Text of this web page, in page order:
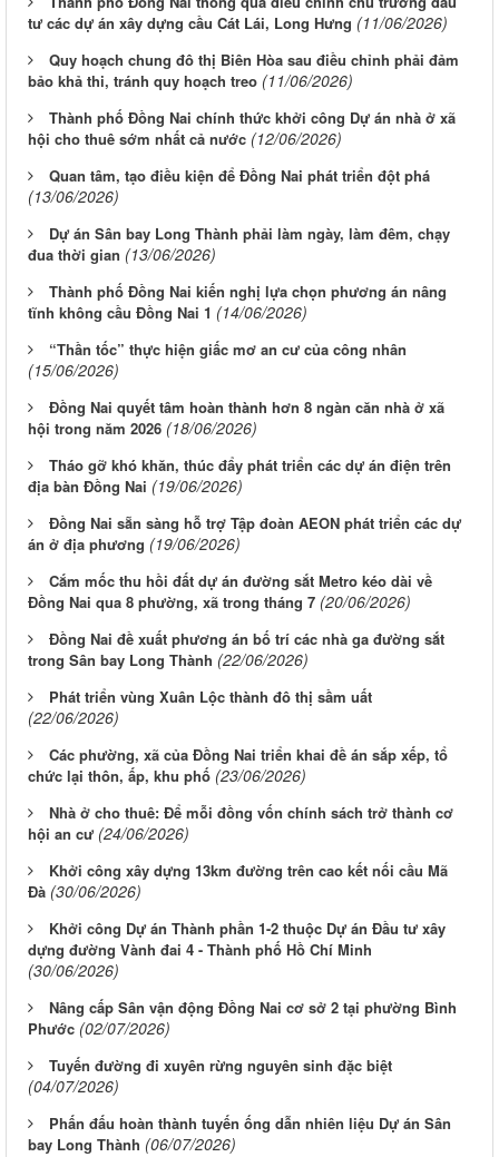
tư các dự án xây dựng cầu Cát Lái, Long Hưng (11/06/2026)
Quy hoạch chung đô thị Biên Hòa sau điều chỉnh phải đảm
bảo khả thi, tránh quy hoạch treo (11/06/2026)
Thành phố Đồng Nai chính thức khởi công Dự án nhà ở xã
hội cho thuê sớm nhất cả nước (12/06/2026)
Quan tâm, tạo điều kiện để Đồng Nai phát triển đột phá
(13/06/2026)
Dự án Sân bay Long Thành phải làm ngày, làm đêm, chạy
đua thời gian (13/06/2026)
Thành phố Đồng Nai kiến nghị lựa chọn phương án nâng
tĩnh không cầu Đồng Nai 1 (14/06/2026)
“Thần tốc” thực hiện giấc mơ an cư của công nhân
(15/06/2026)
Đồng Nai quyết tâm hoàn thành hơn 8 ngàn căn nhà ở xã
hội trong năm 2026 (18/06/2026)
Tháo gỡ khó khăn, thúc đẩy phát triển các dự án điện trên
địa bàn Đồng Nai (19/06/2026)
Đồng Nai sẵn sàng hỗ trợ Tập đoàn AEON phát triển các dự
án ở địa phương (19/06/2026)
Cắm mốc thu hồi đất dự án đường sắt Metro kéo dài về
Đồng Nai qua 8 phường, xã trong tháng 7 (20/06/2026)
Đồng Nai đề xuất phương án bố trí các nhà ga đường sắt
trong Sân bay Long Thành (22/06/2026)
Phát triển vùng Xuân Lộc thành đô thị sầm uất
(22/06/2026)
Các phường, xã của Đồng Nai triển khai đề án sắp xếp, tổ
chức lại thôn, ấp, khu phố (23/06/2026)
Nhà ở cho thuê: Để mỗi đồng vốn chính sách trở thành cơ
hội an cư (24/06/2026)
Khởi công xây dựng 13km đường trên cao kết nối cầu Mã
Đà (30/06/2026)
Khởi công Dự án Thành phần 1-2 thuộc Dự án Đầu tư xây
dựng đường Vành đai 4 - Thành phố Hồ Chí Minh
(30/06/2026)
Nâng cấp Sân vận động Đồng Nai cơ sở 2 tại phường Bình
Phước (02/07/2026)
Tuyến đường đi xuyên rừng nguyên sinh đặc biệt
(04/07/2026)
Phấn đấu hoàn thành tuyến ống dẫn nhiên liệu Dự án Sân
bay Long Thành (06/07/2026)